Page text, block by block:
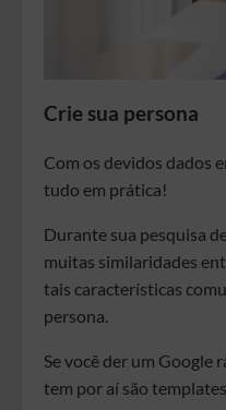
Crie sua persona
Com os devidos dados
tudo em prática!
Durante sua pesquisa
muitas similaridades
tais características
persona.
Se você der um Google
tem por aí são